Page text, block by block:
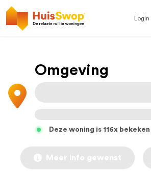
Login
Omgeving
Deze woning is 116x bekeken
Meer info gewenst